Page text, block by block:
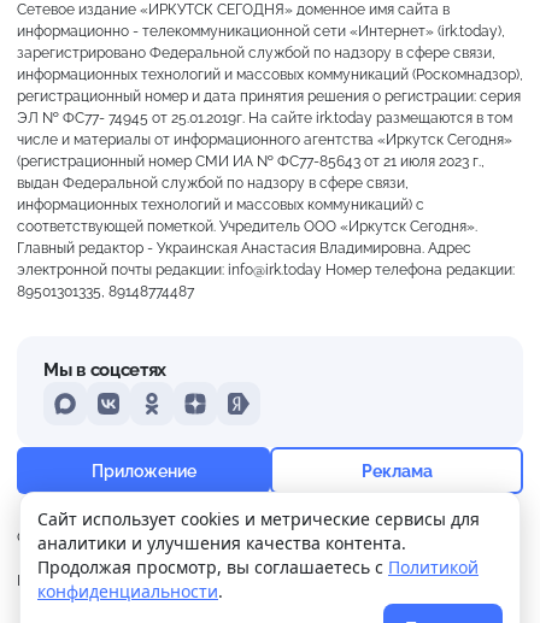
+15° Сильная морось
Ощущается как +15
19 м/с 760 мм 81%
Сетевое издание «ИРКУТСК СЕГОДНЯ» доменное имя сайта в
информационно - телекоммуникационной сети «Интернет» (irk.today),
зарегистрировано Федеральной службой по надзору в сфере связи,
информационных технологий и массовых коммуникаций (Роскомнадзор),
регистрационный номер и дата принятия решения о регистрации: серия
ЭЛ № ФС77- 74945 от 25.01.2019г. На сайте irk.today размещаются в том
числе и материалы от информационного агентства «Иркутск Сегодня»
(регистрационный номер СМИ ИА № ФС77-85643 от 21 июля 2023 г.,
выдан Федеральной службой по надзору в сфере связи,
информационных технологий и массовых коммуникаций) с
соответствующей пометкой. Учредитель ООО «Иркутск Сегодня».
Главный редактор - Украинская Анастасия Владимировна. Адрес
электронной почты редакции: info@irk.today Номер телефона редакции:
89501301335, 89148774487
О нас Контакты Прислать новость
Реклама
Политика
конфиденциальности
Мы в соцсетях
MAXVKontakteOdnoklassniki
DzenYandex
Приложение Реклама
Сайт использует cookies и метрические сервисы для
аналитики и улучшения качества контента.
Продолжая просмотр, вы соглашаетесь с Политикой
конфиденциальности.